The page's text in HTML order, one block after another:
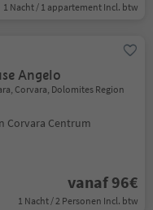
1 Nacht / 1 appartement Incl. btw
Angelo
Corvara, Dolomites Region
Corvara Centrum
vanaf 96€
1 Nacht / 2 Personen Incl. btw